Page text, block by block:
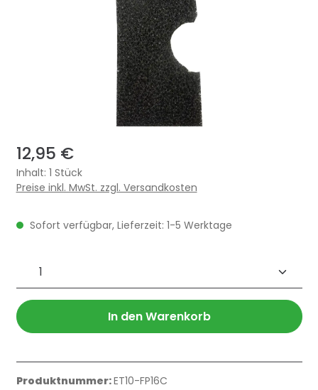
12,95 €
Inhalt: 1 Stück
Preise inkl. MwSt. zzgl. Versandkosten
Sofort verfügbar, Lieferzeit: 1-5 Werktage
Produkt Anzahl: Gib den
In den Warenkorb
Produktnummer:ET10-FP16C